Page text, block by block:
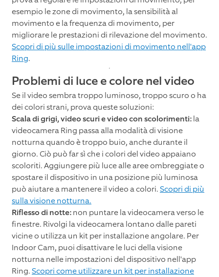
esempio le zone di movimento, la sensibilità al
movimento e la frequenza di movimento, per
migliorare le prestazioni di rilevazione del movimento.
Scopri di più sulle impostazioni di movimento nell'app
Ring.
Problemi di luce e colore nel video
Se il video sembra troppo luminoso, troppo scuro o ha
dei colori strani, prova queste soluzioni:
Scala di grigi, video scuri e video con scolorimenti:la
videocamera Ring passa alla modalità di visione
notturna quando è troppo buio, anche durante il
giorno. Ciò può far sì che i colori del video appaiano
scoloriti. Aggiungere più luce alle aree ombreggiate o
spostare il dispositivo in una posizione più luminosa
può aiutare a mantenere il video a colori.Scopri di più
sulla visione notturna.
Riflesso di notte:non puntare la videocamera verso le
finestre. Rivolgi la videocamera lontano dalle pareti
vicine o utilizza un kit per installazione angolare. Per
Indoor Cam, puoi disattivare le luci della visione
notturna nelle impostazioni del dispositivo nell'app
Ring.Scopri come utilizzare un kit per installazione